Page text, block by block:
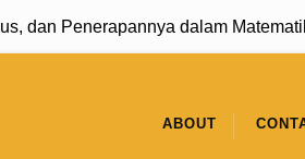
Penerapannya dalam
ABOUT